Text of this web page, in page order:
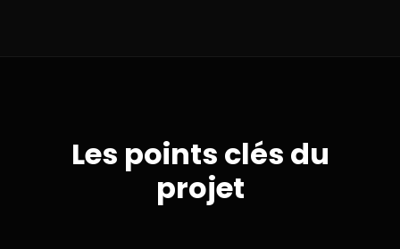
Les points clés du
projet